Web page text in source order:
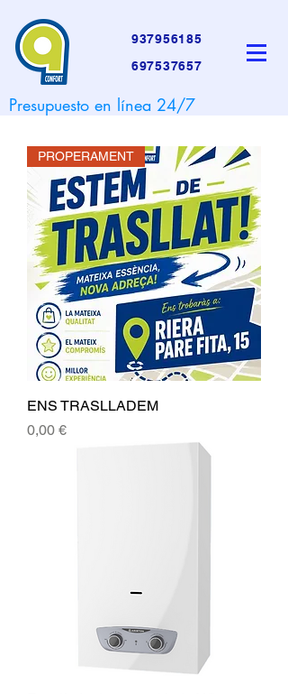
937956185
697537657
Presupuesto en línea 24/7
PROPERAMENT
ENS TRASLLADEM
Precio
0,00 €